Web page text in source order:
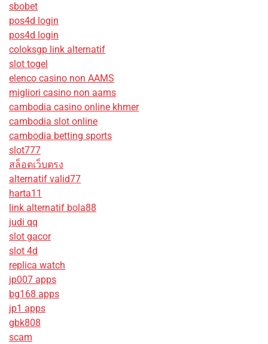
sbobet
pos4d login
pos4d login
coloksgp link alternatif
slot togel
elenco casino non AAMS
migliori casino non aams
cambodia casino online khmer
cambodia slot online
cambodia betting sports
slot777
สล็อตเว็บตรง
alternatif valid77
harta11
link alternatif bola88
judi qq
slot gacor
slot 4d
replica watch
jp007 apps
bg168 apps
jp1 apps
gbk808
scam